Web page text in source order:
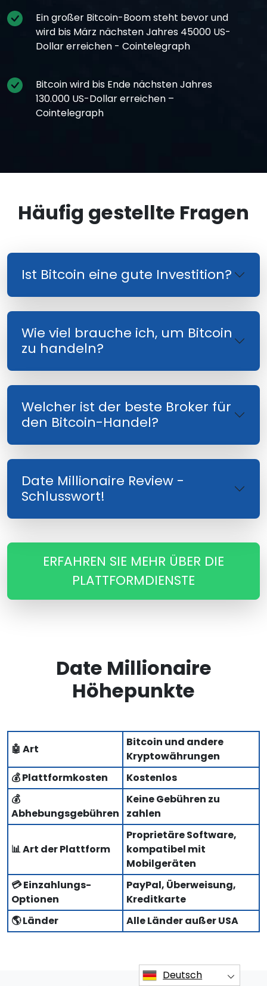
Ein großer Bitcoin-Boom steht bevor und
wird bis März nächsten Jahres 45000 US-
Dollar erreichen - Cointelegraph
Bitcoin wird bis Ende nächsten Jahres
130.000 US-Dollar erreichen –
Cointelegraph
Häufig gestellte Fragen
Ist Bitcoin eine gute Investition?
Wie viel brauche ich, um Bitcoin
zu handeln?
Welcher ist der beste Broker für
den Bitcoin-Handel?
Date Millionaire Review -
Schlusswort!
ERFAHREN SIE MEHR ÜBER DIE
PLATTFORMDIENSTE
Date Millionaire
Höhepunkte
🤖 Art
Bitcoin und andere
Kryptowährungen
💰 Plattformkosten
Kostenlos
💰
Abhebungsgebühren
Keine Gebühren zu
zahlen
📊 Art der Plattform
Proprietäre Software,
kompatibel mit
Mobilgeräten
💳 Einzahlungs-
Optionen
PayPal, Überweisung,
Kreditkarte
🌎 Länder
Alle Länder außer USA
Deutsch